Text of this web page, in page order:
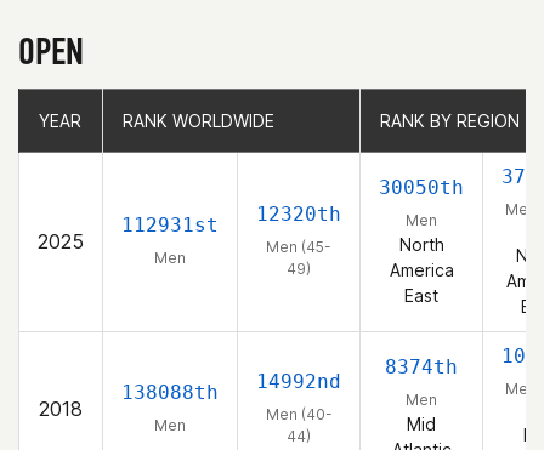
OPEN
YEAR RANK WORLDWIDE RANK BY REGION
2025
112931st
Men
12320th
Men (45-
49)
30050th
Men
North
America
East
Men
2018
138088th
Men
14992nd
Men (40-
44)
8374th
Men
Mid
Men
YEAR RANK WORLDWIDE RANK BY REGION